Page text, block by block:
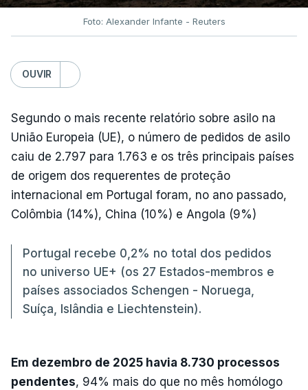
Foto: Alexander Infante - Reuters
OUVIR
Segundo o mais recente relatório sobre asilo na
União Europeia (UE), o número de pedidos de asilo
caiu de 2.797 para 1.763 e os três principais países
de origem dos requerentes de proteção
internacional em Portugal foram, no ano passado,
Colômbia (14%), China (10%) e Angola (9%)
Portugal recebe 0,2% no total dos pedidos
no universo UE+ (os 27 Estados-membros e
países associados Schengen - Noruega,
Suíça, Islândia e Liechtenstein).
Em dezembro de 2025 havia 8.730 processos
pendentes, 94% mais do que no mês homólogo